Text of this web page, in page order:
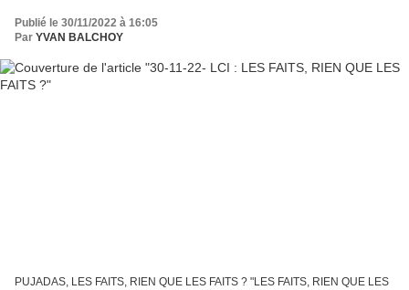
Publié le 30/11/2022 à 16:05
Par YVAN BALCHOY
PUJADAS, LES FAITS, RIEN QUE LES FAITS ? "LES FAITS, RIEN QUE LES